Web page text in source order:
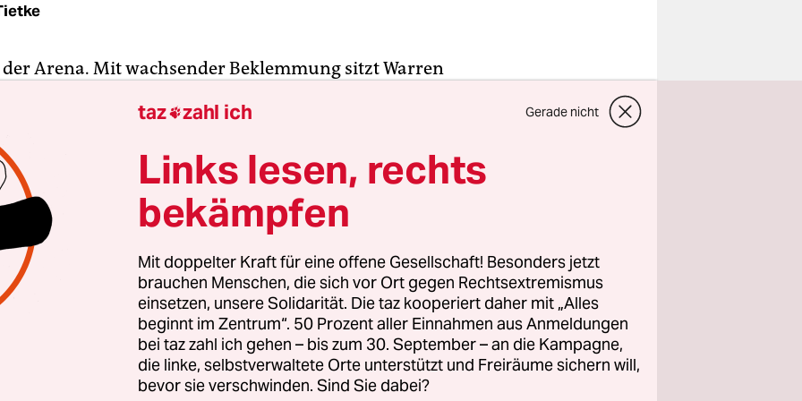
Arena. Mit wachsender Beklemmung sitzt Warren
Auf der Tonspur ein Fiepen. Bis Black
aufwacht. Es ist nicht das erste Mal, dass er von dem
träumt, doch vor dem Treffen im Pentagon, an
Vormittag teilnehmen wird, ist es ein schlechtes
Blacks Arbeitstag wird von dem Versuch erfüllt sein, eine
Nuklearbombern davon abzuhalten, Moskau zu
Der Befehl dazu wurde durch einen technischen Defekt
fehlersicheren Überwachungssystems der USA erteilt.
ist der unbekanntere Zwillingsfilm zu
„Dr. Strangelove“. Beide Filme wurden nach der
taz zahl ich Gerade nicht
Links lesen, rechts
bekämpfen
Mit doppelter Kraft für eine offene Gesellschaft! Besonders jetzt
brauchen Menschen, die sich vor Ort gegen Rechtsextremismus
einsetzen, unsere Solidarität. Die taz kooperiert daher mit „Alles
beginnt im Zentrum“. 50 Prozent aller Einnahmen aus Anmeldungen
bei taz zahl ich gehen – bis zum 30. September – an die Kampagne,
die linke, selbstverwaltete Orte unterstützt und Freiräume sichern will,
bevor sie verschwinden. Sind Sie dabei?